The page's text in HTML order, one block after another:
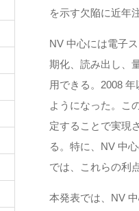
を⽰す⽋陥に近年
NV 中⼼には電⼦
期化、読み出し、
⽤できる。2008
ようになった。こ
定することで実現
る。特に、NV 中
では、これらの利
本発表では、NV